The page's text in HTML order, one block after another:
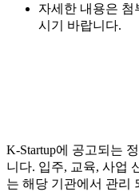
자세한 내용은 첨
시기 바랍니다.
K-Startup에 공고되는
니다. 입주, 교육, 사업
는 해당 기관에서 관리